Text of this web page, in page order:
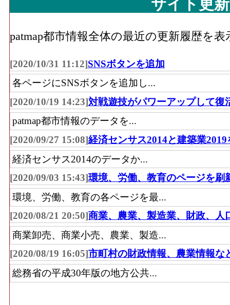
サイト更
patmap都市情報全体の最近の更新履歴を表
[2020/10/31 11:12]SNSボタンを追加
各ページにSNSボタンを追加し...
[2020/10/19 14:23]対戦遊技がパワーアップして復
patmap都市情報のデータを...
[2020/09/27 15:08]経済センサス2014と建築業2019
経済センサス2014のデータか...
[2020/09/03 15:43]環境、労働、教育のページを刷
環境、労働、教育の各ページを最...
[2020/08/21 20:50]商業、農業、製造業、財政、人
商業卸売、商業小売、農業、製造...
[2020/08/19 16:05]市町村の財政情報、農業情報な
総務省の平成30年版の地方公共...